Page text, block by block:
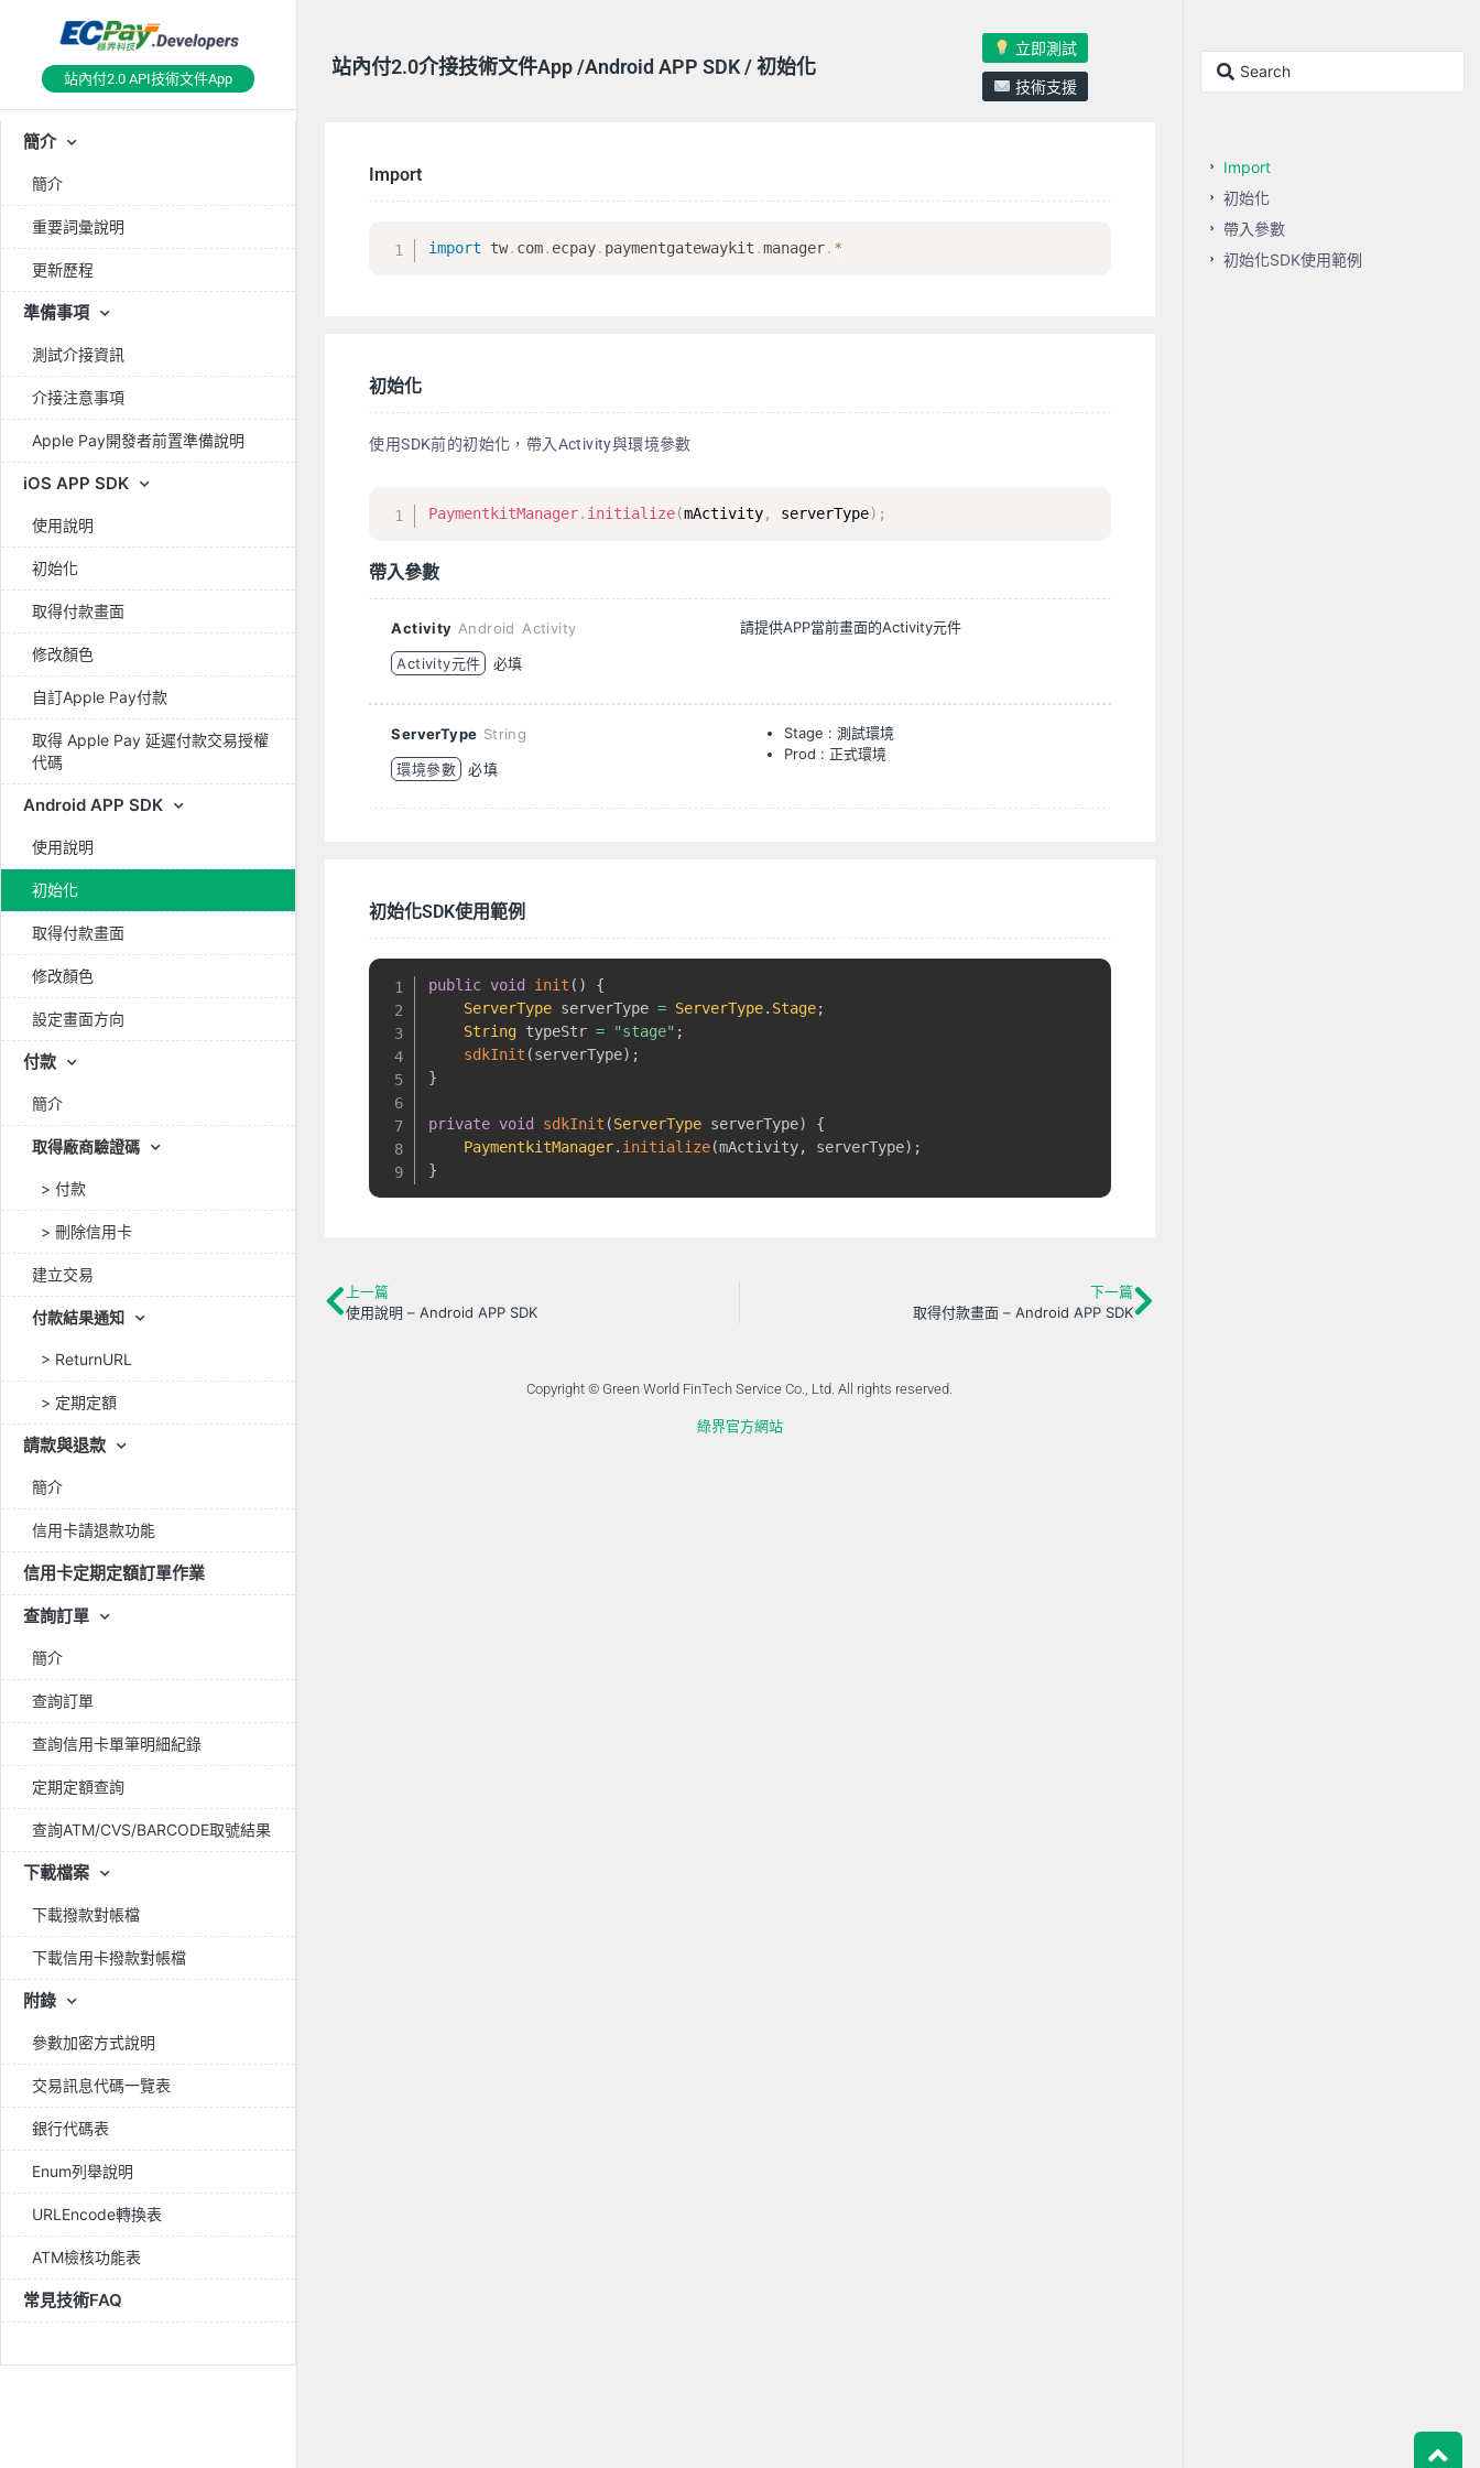
站內付2.0 API技術文件App
簡介
簡介
重要詞彙說明
更新歷程
準備事項
測試介接資訊
介接注意事項
Apple Pay開發者前置準備說明
iOS APP SDK
使用說明
初始化
取得付款畫面
修改顏色
自訂Apple Pay付款
取得 Apple Pay 延遲付款交易授權
代碼
Android APP SDK
使用說明
初始化
取得付款畫面
修改顏色
設定畫面方向
付款
簡介
取得廠商驗證碼
> 付款
> 刪除信用卡
建立交易
付款結果通知
> ReturnURL
> 定期定額
請款與退款
簡介
信用卡請退款功能
信用卡定期定額訂單作業
查詢訂單
簡介
查詢訂單
查詢信用卡單筆明細紀錄
定期定額查詢
查詢ATM/CVS/BARCODE取號結果
下載檔案
下載撥款對帳檔
下載信用卡撥款對帳檔
附錄
參數加密方式說明
交易訊息代碼一覽表
銀行代碼表
Enum列舉說明
URLEncode轉換表
ATM檢核功能表
常見技術FAQ
站內付2.0介接技術文件App /Android APP SDK / 初始化
立即測試
技術支援
Import
import tw. com. ecpay. paymentgatewaykit .manager. *
初始化
使用SDK前的初始化，帶入Activity與環境參數
PaymentkitManager. initialize(mActivity, serverType) ;
帶入參數
ActivityAndroid Activity
Activity元件
必填
請提供APP當前畫面的Activity元件
ServerType String
環境參數
必填
Stage : 測試環境
Prod : 正式環境
初始化SDK使用範例
public void init ( )
{
ServerType serverType = ServerType. Stage;
String typeStr = "stage" ;
sdkInit (serverType) ;
}
private void sdkInit (ServerType serverType)
{
PaymentkitManager. initialize(mActivity, serverType) ;
}
上一篇
使用說明 – Android APP SDK
下一篇
取得付款畫面 – Android APP SDK
Copyright © Green World FinTech Service Co., Ltd. All rights reserved.
綠界官方網站
Import
初始化
帶入參數
初始化SDK使用範例